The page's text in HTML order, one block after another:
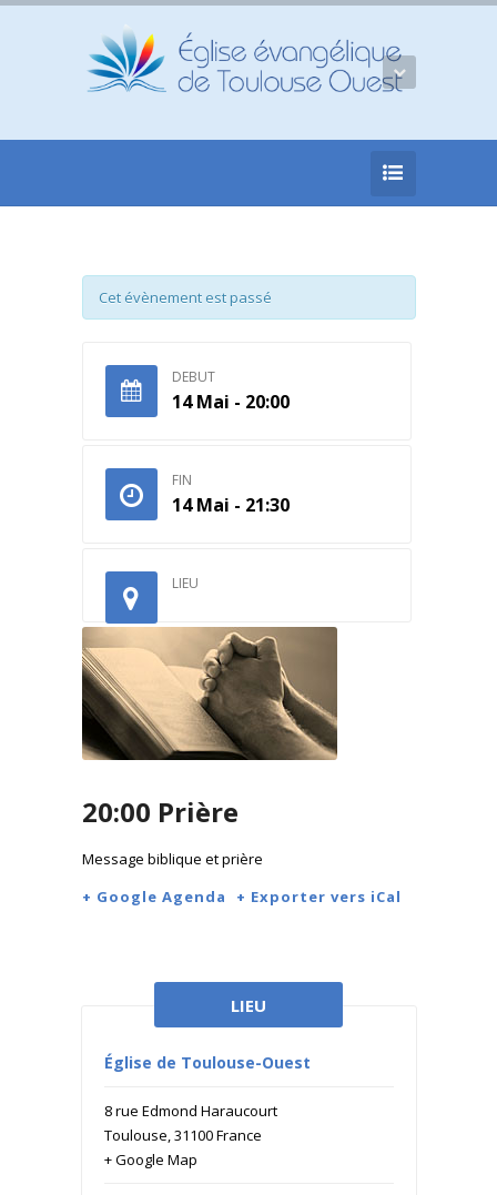
Cet évènement est passé
DEBUT
14 Mai - 20:00
FIN
14 Mai - 21:30
LIEU
20:00 Prière
Message biblique et prière
+ Google Agenda
+ Exporter vers iCal
LIEU
Église de Toulouse-Ouest
8 rue Edmond Haraucourt
Toulouse,31100France
+ Google Map